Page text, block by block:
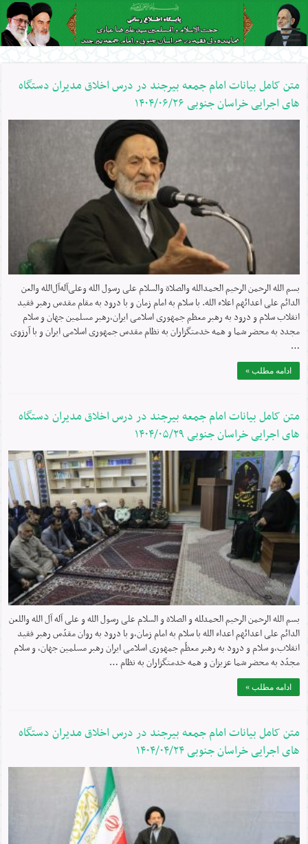
متن کامل بیانات امام جمعه بیرجند در درس اخلاق مدیران دستگاه
های اجرایی خراسان جنوبی ۱۴۰۴/۰۶/۲۶
بسم الله الرحمن الرحیم الحمدالله والصلاة والسلام علی رسول الله وعلی‌آله‌آل‌الله والعن
الدائم علی اعدائهم اعلاء الله. با سلام به امام زمان و با درود به مقام مقدس رهبر فقید
انقلاب سلام و درود به رهبر معظم جمهوری اسلامی ایران،رهبر مسلمین جهان و سلام
مجدد به محضر شما و همه خدمتگزاران به نظام مقدس جمهوری اسلامی ایران و با آرزوی
…
ادامه مطلب »
متن کامل بیانات امام جمعه بیرجند در درس اخلاق مدیران دستگاه
های اجرایی خراسان جنوبی ۱۴۰۴/۰۵/۲۹
بسم الله الرحمن الرحیم الحمدلله و الصلاة و السلام علی رسول الله و علی آله آل الله واللعن
الدائم علی اعدائهم اعداء الله با سلام به امام زمان،و با درود به روان مقدّس رهبر فقید
انقلاب،و سلام و درود به رهبر معظّم جمهوری اسلامی ایران رهبر مسلمین جهان، و سلام
مجدّد به محضر شما عزیزان و همه خدمتگزاران به نظام …
ادامه مطلب »
متن کامل بیانات امام جمعه بیرجند در درس اخلاق مدیران دستگاه
های اجرایی خراسان جنوبی ۱۴۰۴/۰۴/۲۴